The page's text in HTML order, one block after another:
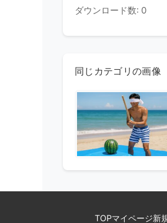
ダウンロード数: 0
同じカテゴリの画像
TOPマイページ新